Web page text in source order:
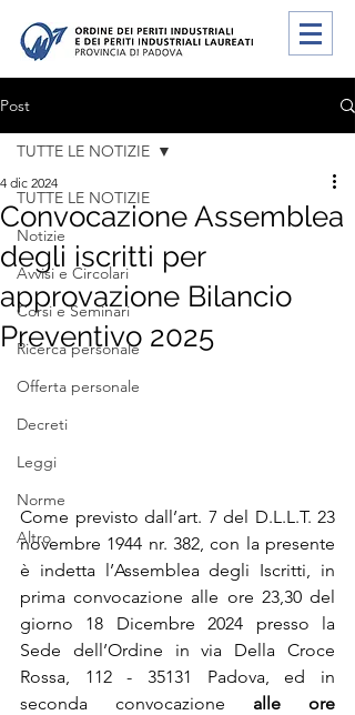
Post
TUTTE LE NOTIZIE
Notizie
Avvisi e Circolari
Corsi e Seminari
Ricerca personale
Offerta personale
Decreti
Leggi
Norme
Altro
TUTTE LE NOTIZIE
Convocazione Assemblea
degli iscritti per
approvazione Bilancio
Preventivo 2025
4 dic 2024
Come previsto dall’art. 7 del D.L.L.T. 23
novembre 1944 nr. 382, con la presente
è indetta l’Assemblea degli Iscritti, in
prima convocazione alle ore 23,30 del
giorno 18 Dicembre 2024 presso la
Sede dell’Ordine in via Della Croce
Rossa, 112 - 35131 Padova, ed in
seconda convocazione alle ore